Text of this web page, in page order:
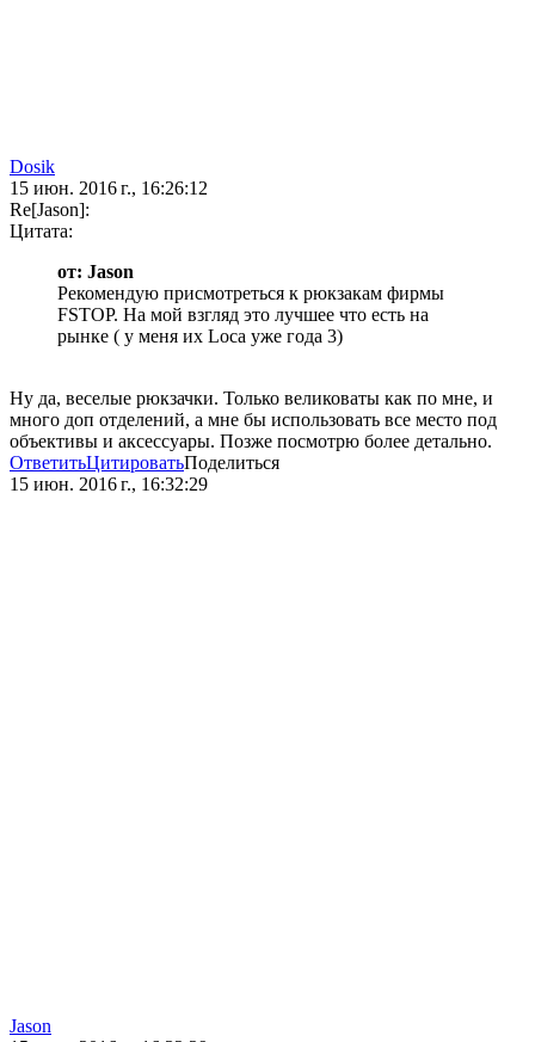
Dosik
15 июн. 2016 г., 16:26:12
Re[Jason]:
Цитата:
от: Jason
Рекомендую присмотреться к рюкзакам фирмы
FSTOP. На мой взгляд это лучшее что есть на
рынке ( у меня их Loca уже года 3)
Ну да, веселые рюкзачки. Только великоваты как по мне, и
много доп отделений, а мне бы использовать все место под
объективы и аксессуары. Позже посмотрю более детально.
ОтветитьЦитироватьПоделиться
15 июн. 2016 г., 16:32:29
Jason